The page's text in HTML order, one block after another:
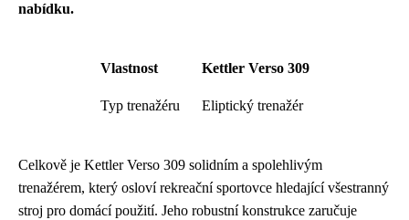
nabídku.
Vlastnost Kettler Verso 309
Typ trenažéru Eliptický trenažér
Celkově je Kettler Verso 309 solidním a spolehlivým
trenažérem, který osloví rekreační sportovce hledající všestranný
stroj pro domácí použití. Jeho robustní konstrukce zaručuje